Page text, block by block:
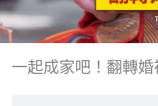
一起成家吧！翻轉